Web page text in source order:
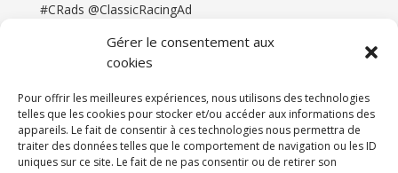
Gérer le consentement aux
cookies
Pour offrir les meilleures expériences, nous utilisons des technologies
telles que les cookies pour stocker et/ou accéder aux informations des
appareils. Le fait de consentir à ces technologies nous permettra de
traiter des données telles que le comportement de navigation ou les ID
uniques sur ce site. Le fait de ne pas consentir ou de retirer son
#CRads @ClassicRacingAd